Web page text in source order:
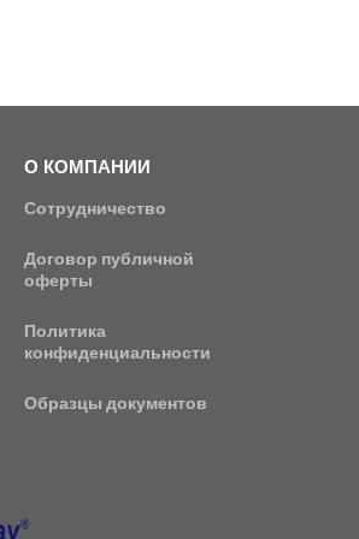
О КОМПАНИИ
Сотрудничество
Договор публичной
оферты
Политика
конфиденциальности
Образцы документов